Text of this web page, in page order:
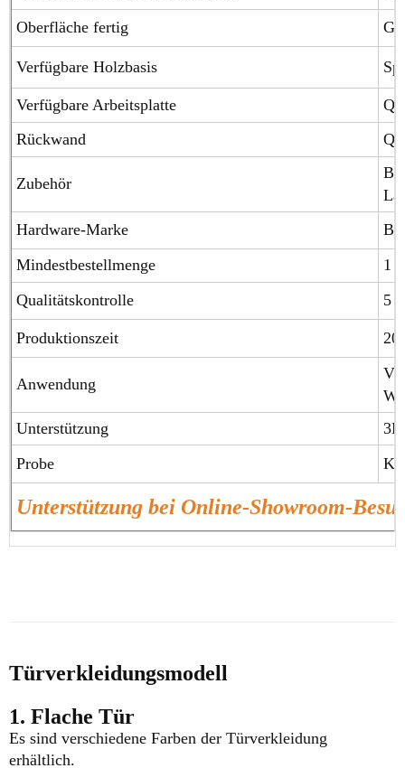
Oberfläche fertig
Verfügbare Holzbasis
Verfügbare Arbeitsplatte
Rückwand
Zubehör
Hardware-Marke
Mindestbestellmenge
1
Qualitätskontrolle
5
Produktionszeit
Anwendung
Unterstützung
Probe
Unterstützung bei Online-Showroom-
Türverkleidungsmodell
1. Flache Tür
Es sind verschiedene Farben der Türverkleidung
erhältlich.